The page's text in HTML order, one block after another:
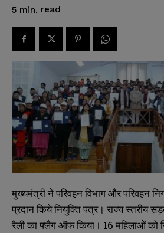
5 min. read
मुख्यमंत्री ने परिवहन विभाग और परिवहन
प्रदान किये नियुक्ति पत्र। राज्य स्तरीय
रैली का फ्लैग ऑफ किया। 16 महिलाओं को